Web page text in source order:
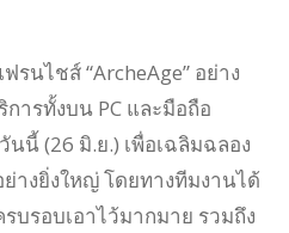
รนไชส์ “ArcheAge” อย่าง
การทั้งบน PC และมือถือ
นี้ (26 มิ.ย.) เพื่อเฉลิมฉลอง
างยิ่งใหญ่ โดยทางทีมงานได้
บรอบเอาไว้มากมาย รวมถึง